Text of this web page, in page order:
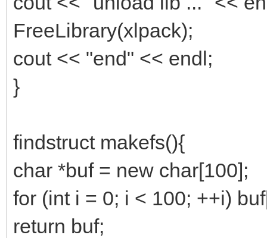
FreeLibrary(xlpack);
cout << "end" << endl;
}
findstruct makefs(){
char *buf = new char[100];
for (int i = 0; i < 100; ++i)
return buf;